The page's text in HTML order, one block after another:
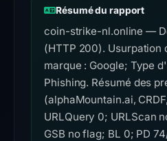
Résumé du rapport
coin-strike-nl.online —
(HTTP 200). Usurpation
marque : Google; Type
Phishing. Résumé des
(alphaMountain.ai,
URLQuery 0; URLScan
GSB no flag; BL 0; PD